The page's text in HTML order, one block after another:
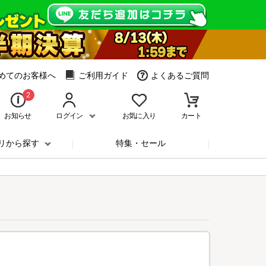
てのお客様へ ご利用ガイド よくあるご質問
2
お知らせ ログイン お気に入り カート
から探す 特集・セール